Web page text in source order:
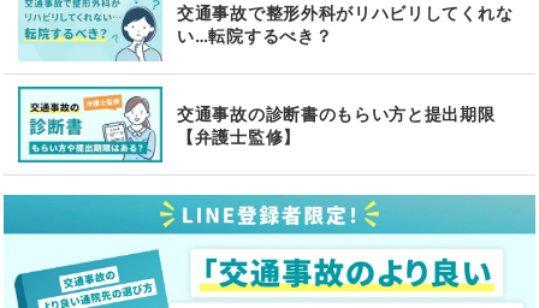
交通事故で整形外科がリハビリしてくれな
い…転院するべき？
交通事故の診断書のもらい方と提出期限
【弁護士監修】